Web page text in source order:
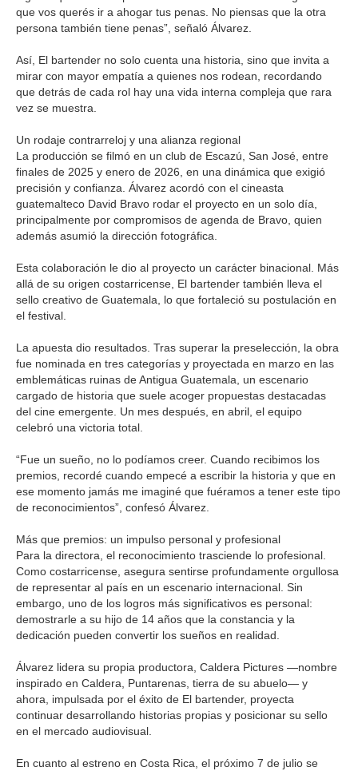
que vos querés ir a ahogar tus penas. No piensas que la otra
persona también tiene penas”, señaló Álvarez.
Así, El bartender no solo cuenta una historia, sino que invita a
mirar con mayor empatía a quienes nos rodean, recordando
que detrás de cada rol hay una vida interna compleja que rara
vez se muestra.
Un rodaje contrarreloj y una alianza regional
La producción se filmó en un club de Escazú, San José, entre
finales de 2025 y enero de 2026, en una dinámica que exigió
precisión y confianza. Álvarez acordó con el cineasta
guatemalteco David Bravo rodar el proyecto en un solo día,
principalmente por compromisos de agenda de Bravo, quien
además asumió la dirección fotográfica.
Esta colaboración le dio al proyecto un carácter binacional. Más
allá de su origen costarricense, El bartender también lleva el
sello creativo de Guatemala, lo que fortaleció su postulación en
el festival.
La apuesta dio resultados. Tras superar la preselección, la obra
fue nominada en tres categorías y proyectada en marzo en las
emblemáticas ruinas de Antigua Guatemala, un escenario
cargado de historia que suele acoger propuestas destacadas
del cine emergente. Un mes después, en abril, el equipo
celebró una victoria total.
“Fue un sueño, no lo podíamos creer. Cuando recibimos los
premios, recordé cuando empecé a escribir la historia y que en
ese momento jamás me imaginé que fuéramos a tener este tipo
de reconocimientos”, confesó Álvarez.
Más que premios: un impulso personal y profesional
Para la directora, el reconocimiento trasciende lo profesional.
Como costarricense, asegura sentirse profundamente orgullosa
de representar al país en un escenario internacional. Sin
embargo, uno de los logros más significativos es personal:
demostrarle a su hijo de 14 años que la constancia y la
dedicación pueden convertir los sueños en realidad.
Álvarez lidera su propia productora, Caldera Pictures —nombre
inspirado en Caldera, Puntarenas, tierra de su abuelo— y
ahora, impulsada por el éxito de El bartender, proyecta
continuar desarrollando historias propias y posicionar su sello
en el mercado audiovisual.
En cuanto al estreno en Costa Rica, el próximo 7 de julio se